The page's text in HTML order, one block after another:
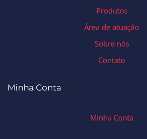
Produtos
Área de atuação
Sobre nós
Contato
Minha Conta
Minha Conta